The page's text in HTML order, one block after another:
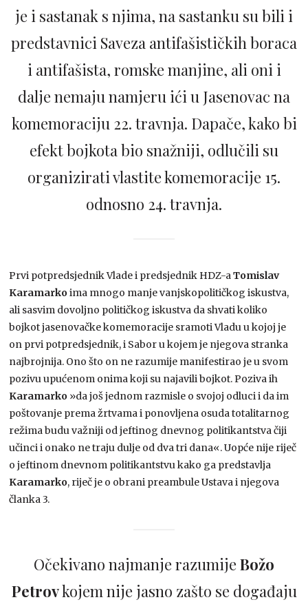
je i sastanak s njima, na sastanku su bili i
predstavnici Saveza antifašističkih boraca
i antifašista, romske manjine, ali oni i
dalje nemaju namjeru ići u Jasenovac na
komemoraciju 22. travnja. Dapače, kako bi
efekt bojkota bio snažniji, odlučili su
organizirati vlastite komemoracije 15.
odnosno 24. travnja.
Prvi potpredsjednik Vlade i predsjednik HDZ-aTomislav
Karamarkoima mnogo manje vanjskopolitičkog iskustva,
ali sasvim dovoljno političkog iskustva da shvati koliko
bojkot jasenovačke komemoracije sramoti Vladu u kojoj je
on prvi potpredsjednik, i Sabor u kojem je njegova stranka
najbrojnija. Ono što on ne razumije manifestirao je u svom
pozivu upućenom onima koji su najavili bojkot. Poziva ih
Karamarko »da još jednom razmisle o svojoj odluci i da im
poštovanje prema žrtvama i ponovljena osuda totalitarnog
režima budu važniji od jeftinog dnevnog politikantstva čiji
učinci i onako ne traju dulje od dva tri dana«. Uopće nije riječ
o jeftinom dnevnom politikantstvu kako ga predstavlja
Karamarko, riječ je o obrani preambule Ustava i njegova
članka 3.
Očekivano najmanje razumije Božo
Petrovkojem nije jasno zašto se događaju